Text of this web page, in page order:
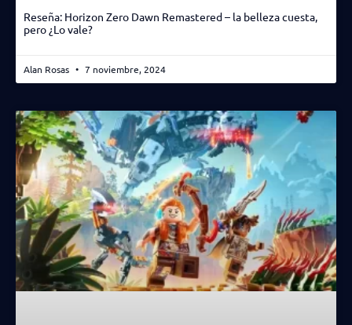
Reseña: Horizon Zero Dawn Remastered – la belleza cuesta,
pero ¿Lo vale?
Alan Rosas 7 noviembre, 2024